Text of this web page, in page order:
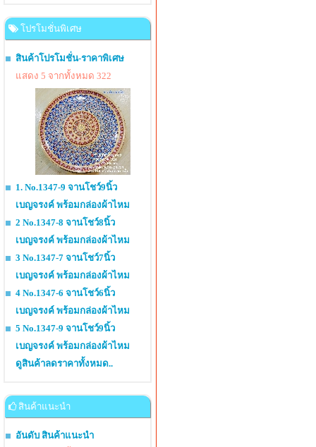
โปรโมชั่นพิเศษ
สินค้าโปรโมชั่น-ราคาพิเศษ
แสดง 5 จากทั้งหมด 322
1. No.1347-9 จานโชว์9นิ้ว
เบญจรงค์ พร้อมกล่องผ้าไหม
2 No.1347-8 จานโชว์8นิ้ว
เบญจรงค์ พร้อมกล่องผ้าไหม
3 No.1347-7 จานโชว์7นิ้ว
เบญจรงค์ พร้อมกล่องผ้าไหม
4 No.1347-6 จานโชว์6นิ้ว
เบญจรงค์ พร้อมกล่องผ้าไหม
5 No.1347-9 จานโชว์9นิ้ว
เบญจรงค์ พร้อมกล่องผ้าไหม
ดูสินค้าลดราคาทั้งหมด..
สินค้าแนะนำ
อันดับ สินค้าแนะนำ